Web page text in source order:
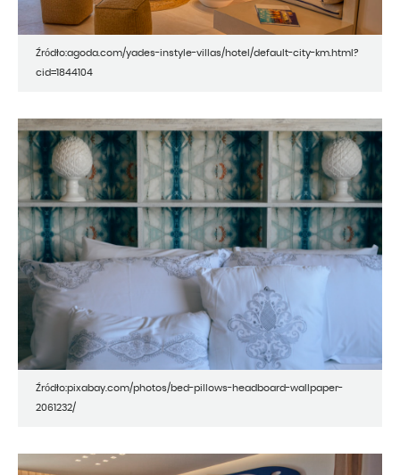
Źródło:agoda.com/yades-instyle-villas/hotel/default-city-km.html?
cid=1844104
Źródło:pixabay.com/photos/bed-pillows-headboard-wallpaper-
2061232/